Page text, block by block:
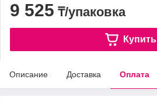
9 525 ₸/упаковка
Купить
Описание Доставка Оплата